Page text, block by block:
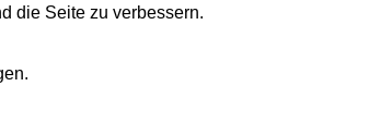
die Seite zu verbessern.